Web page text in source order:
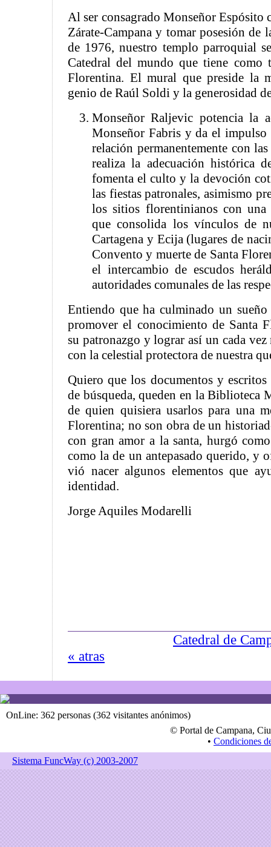
Al ser consagrado Monseñor Espósito
Zárate-Campana y tomar posesión
de 1976, nuestro templo parroquial
Catedral del mundo que tiene como
Florentina. El mural que preside la
genio de Raúl Soldi y la generosidad
Monseñor Raljevic potencia la
Monseñor Fabris y da el
relación permanentemente con
realiza la adecuación histórica
fomenta el culto y la devoción
las fiestas patronales, asimismo
los sitios florentinianos con una
que consolida los vínculos de
Cartagena y Ecija (lugares de
Convento y muerte de Santa
el intercambio de escudos
autoridades comunales de las
Entiendo que ha culminado un sueño
promover el conocimiento de Santa
su patronazgo y lograr así un cada
con la celestial protectora de nuestra
Quiero que los documentos y escritos
de búsqueda, queden en la Biblioteca
de quien quisiera usarlos para una
Florentina; no son obra de un
con gran amor a la santa, hurgó
como la de un antepasado querido, y
vió nacer algunos elementos que
identidad.
Jorge Aquiles Modarelli
Catedral de
« atras
OnLine: 362 personas (362 visitantes anónimos)
© Portal de Campana,
• Condiciones
Sistema FuncWay (c) 2003-2007